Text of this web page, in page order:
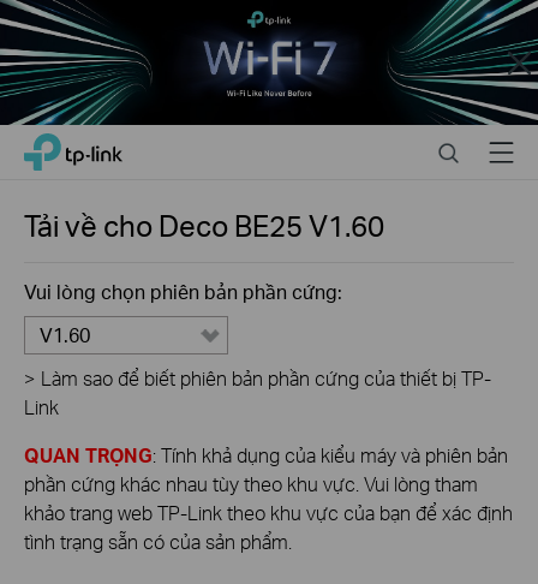
Close
Click
the
navigation
TP-Link, Reliably Smart SearchMenu
Tải về cho Deco BE25V1.60
Vui lòng chọn phiên bản phần cứng:
V1.60
> Làm sao để biết phiên bản phần cứng của thiết bị TP-
Link
QUAN TRỌNG: Tính khả dụng của kiểu máy và phiên bản
phần cứng khác nhau tùy theo khu vực. Vui lòng tham
khảo trang web TP-Link theo khu vực của bạn để xác định
tình trạng sẵn có của sản phẩm.